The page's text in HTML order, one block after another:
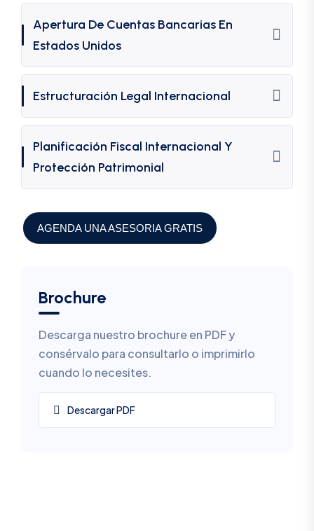
Apertura De Cuentas Bancarias En
Estados Unidos
Estructuración Legal Internacional
Planificación Fiscal Internacional Y
Protección Patrimonial
AGENDA UNA ASESORIA GRATIS
Brochure
Descarga nuestro brochure en PDF y
consérvalo para consultarlo o imprimirlo
cuando lo necesites.
Descargar PDF